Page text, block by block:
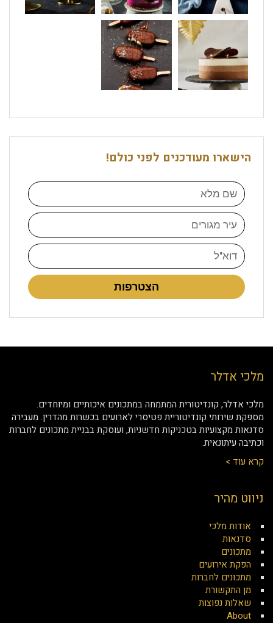
הישארו מעודכנים לפני כולם!
הצטרפות
מלכי אדלר
מלכי אדלר, קונדיטורית המתמחה במתכונים איכותיים ומיוחדים.
מספקת שירותי קונדיטוריית פטיסרי לארועים בכשרות מהדרין. מעבירה
סדנאות מקצועיות בטכניקות חדשניות, ועוסקת בבניית מתכונים לחברות
וכתיבה עיתונאית.
קרא עוד >
ניווט מהיר
אודות מלכי
סדנאות
מתכונים
הפקת אירועים
מתכונים לחברות
מן התקשורת
שאלות נפוצות
About